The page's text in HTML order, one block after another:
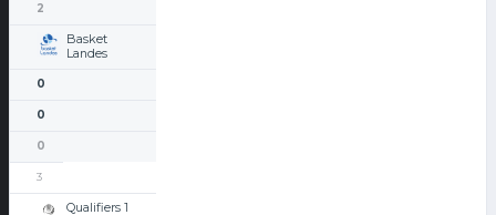
2
Basket
Landes
0
0
0
3
Qualifiers 1